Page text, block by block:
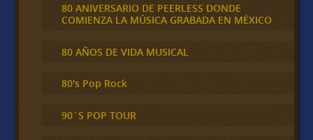
80 ANIVERSARIO DE PEERLESS DONDE
COMIENZA LA MÚSICA GRABADA EN MÉXICO
80 AÑOS DE VIDA MUSICAL
80's Pop Rock
90´S POP TOUR